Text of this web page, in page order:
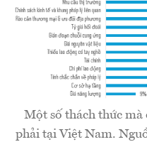
Một số thách thức
phải tại Việt Nam.